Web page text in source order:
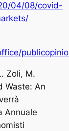
04/08/covid-
Zoli, M.
Waste: An
Annuale